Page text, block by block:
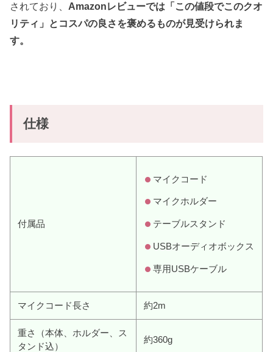
されており、 Amazonレビューでは「この値段でこのクオ
リティ」とコスパの良さを褒めるものが見受けられま
す。
仕様
付属品
マイクコード
マイクホルダー
テーブルスタンド
USBオーディオボックス
専用USBケーブル
マイクコード長さ 約2m
重さ（本体、ホルダー、ス
タンド込）
約360g